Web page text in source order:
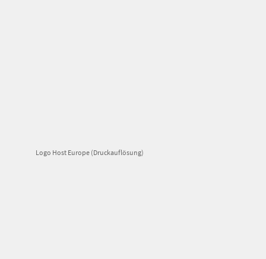
Logo Host Europe (Druckauflösung)